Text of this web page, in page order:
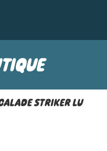
STRIKER LU